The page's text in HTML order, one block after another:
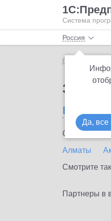
Система
Россия
Да, все
Главная
в
Алматы
Смотрите
Партнеры в